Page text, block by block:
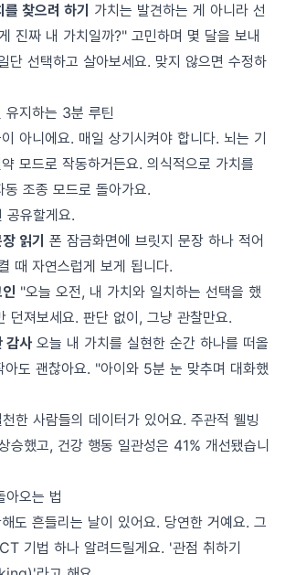
찾으려 하기 가치는 발견하는 게 아니라 선
진짜 내 가치일까?" 고민하며 몇 달을 보내
단 선택하고 살아보세요. 맞지 않으면 수정하
유지하는 3분 루틴
아니에요. 매일 상기시켜야 합니다. 뇌는 기
모드로 작동하거든요. 의식적으로 가치를
동 조종 모드로 돌아가요.
공유할게요.
읽기 폰 잠금화면에 브릿지 문장 하나 적어
때 자연스럽게 보게 됩니다.
"오늘 오전, 내 가치와 일치하는 선택을 했
던져보세요. 판단 없이, 그냥 관찰만요.
감사 오늘 내 가치를 실현한 순간 하나를 떠올
아도 괜찮아요. "아이와 5분 눈 맞추며 대화했
한 사람들의 데이터가 있어요. 주관적 웰빙
승했고, 건강 행동 일관성은 41% 개선됐습니
아오는 법
도 흔들리는 날이 있어요. 당연한 거예요. 그
기법 하나 알려드릴게요. '관점 취하기